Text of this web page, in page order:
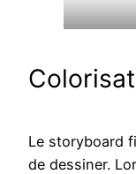
Le storyboard
de dessiner.